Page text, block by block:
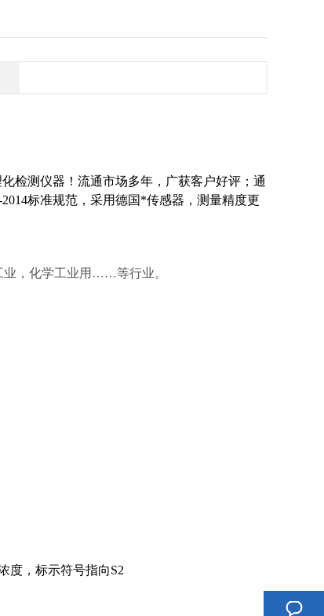
检测仪器！ 流通市场多年，广获客户好评；通
标准规范 ，采用德国*传感器，测量精度更
， 化学工业用 ……等行业。
度，标示符号指向S2